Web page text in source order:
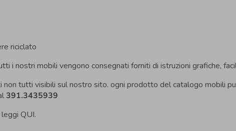
riciclato
i nostri mobili vengono consegnati forniti di istruzioni grafiche,
tutti visibili sul nostro sito. ogni prodotto del catalogo mobili
391.3435939
leggiQUI.